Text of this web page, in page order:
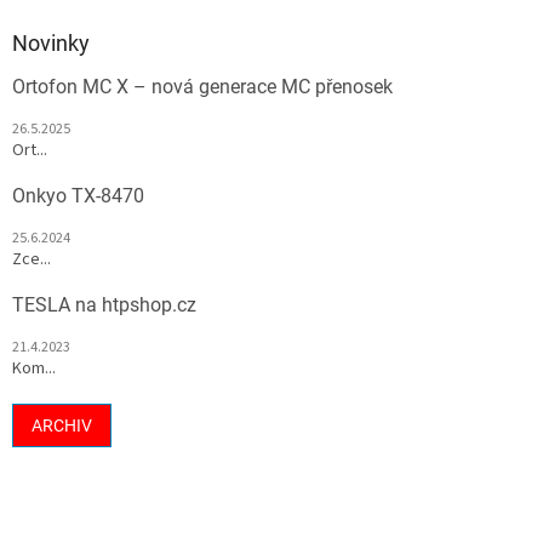
Novinky
Ortofon MC X – nová generace MC přenosek
26.5.2025
Ort...
Onkyo TX-8470
25.6.2024
Zce...
TESLA na htpshop.cz
21.4.2023
Kom...
ARCHIV